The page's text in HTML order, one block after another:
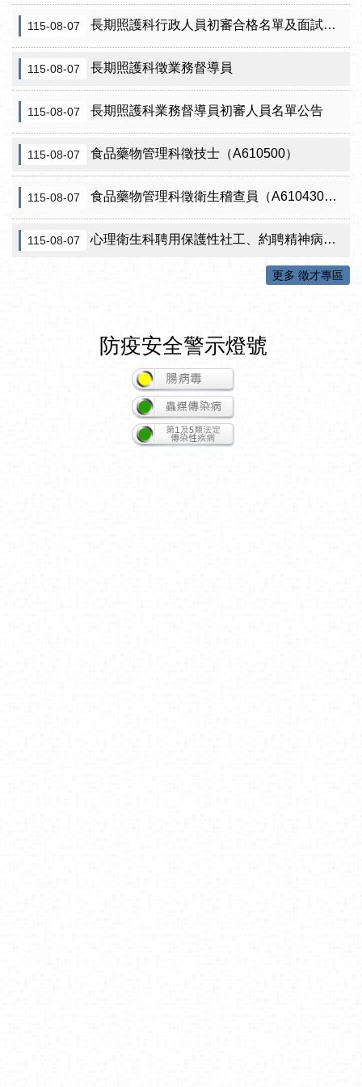
115-08-07 長期照護科行政人員初審合格名單及面試訊息公告
115-08-07 長期照護科徵業務督導員
115-08-07 長期照護科業務督導員初審人員名單公告
115-08-07 食品藥物管理科徵技士（A610500）
115-08-07 食品藥物管理科徵衛生稽查員（A610430）初審公告
115-08-07 心理衛生科聘用保護性社工、約聘精神病人社區關懷訪視員、約聘自殺關懷訪視員等5項職稱甄試結果公告
更多 徵才專區
防疫安全警示燈號